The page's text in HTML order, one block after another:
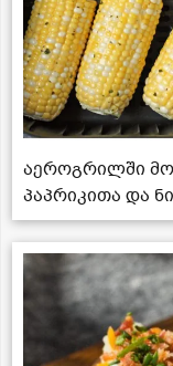
აეროგრილში
პაპრიკითა და